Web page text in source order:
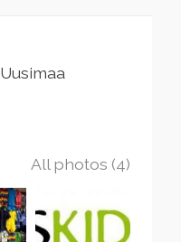
Uusimaa
All photos (4)